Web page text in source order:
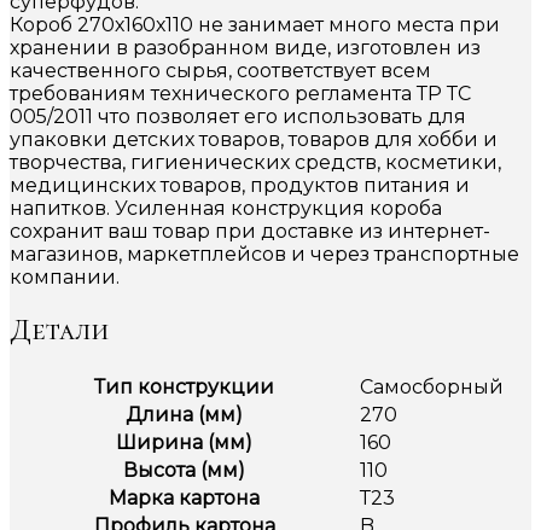
Короб 270х160х110 не занимает много места при
хранении в разобранном виде, изготовлен из
качественного сырья, соответствует всем
требованиям технического регламента ТР ТС
005/2011 что позволяет его использовать для
упаковки детских товаров, товаров для хобби и
творчества, гигиенических средств, косметики,
медицинских товаров, продуктов питания и
напитков. Усиленная конструкция короба
сохранит ваш товар при доставке из интернет-
магазинов, маркетплейсов и через транспортные
компании.
Детали
Тип конструкции
Самосборный
Длина (мм)
270
Ширина (мм)
160
Высота (мм)
110
Марка картона
Т23
Профиль картона
B